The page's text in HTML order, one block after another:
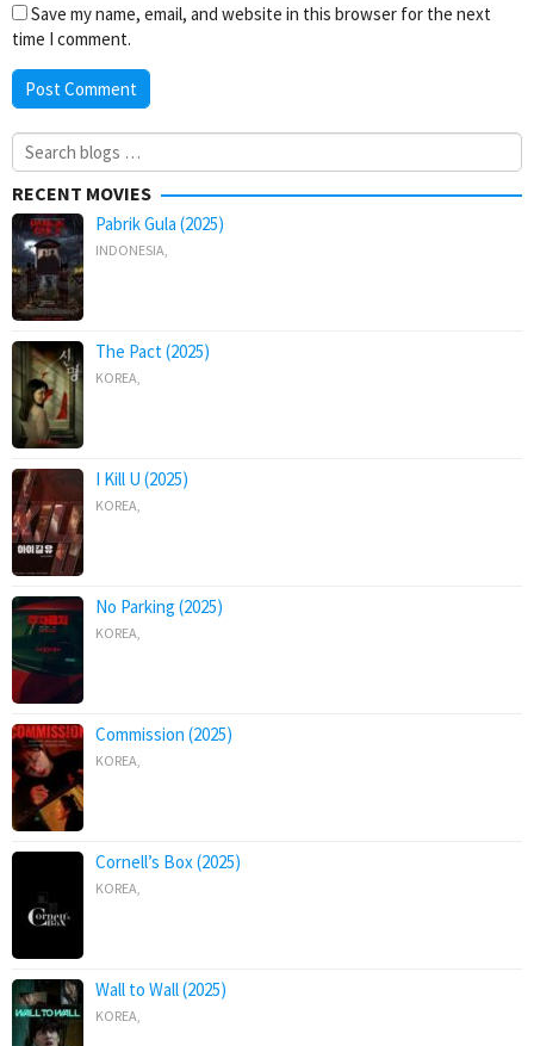
Save my name, email, and website in this browser for the next
time I comment.
Search
for:
RECENT MOVIES
Pabrik Gula (2025)
INDONESIA
The Pact (2025)
KOREA
I Kill U (2025)
KOREA
No Parking (2025)
KOREA
Commission (2025)
KOREA
Cornell’s Box (2025)
KOREA
Wall to Wall (2025)
KOREA